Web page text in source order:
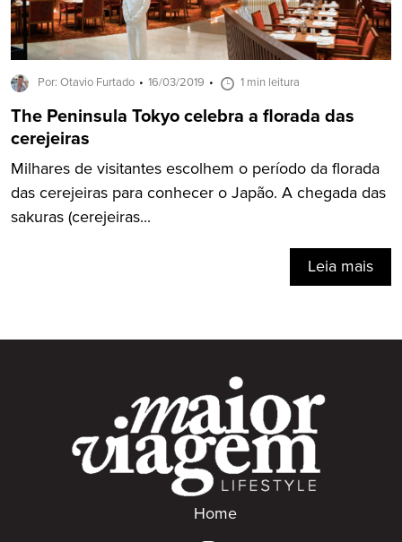
Por: Otavio Furtado 16/03/2019 1 min leitura
The Peninsula Tokyo celebra a florada das
cerejeiras
Milhares de visitantes escolhem o período da florada
das cerejeiras para conhecer o Japão. A chegada das
sakuras (cerejeiras...
Leia mais
Home